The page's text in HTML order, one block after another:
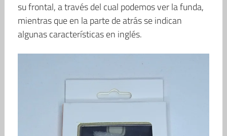
su frontal, a través del cual podemos ver la funda,
mientras que en la parte de atrás se indican
algunas características en inglés.